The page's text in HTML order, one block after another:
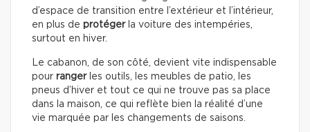
d’espace de transition entre l’extérieur et l’intérieur,
en plus de protégerla voiture des intempéries,
surtout en hiver.
Le cabanon, de son côté, devient vite indispensable
pour rangerles outils, les meubles de patio, les
pneus d’hiver et tout ce qui ne trouve pas sa place
dans la maison, ce qui reflète bien la réalité d’une
vie marquée par les changements de saisons.